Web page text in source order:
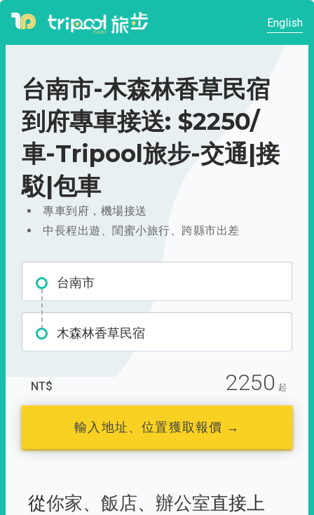
English
台南市-木森林香草民宿
到府專車接送: $2250/
車-Tripool旅步-交通|接
駁|包車
專車到府，機場接送
中長程出遊、閨蜜小旅行、跨縣市出差
台南市
木森林香草民宿
NT$ 2250 起
輸入地址、位置獲取報價 →
從你家、 飯店、 辦公室直接上